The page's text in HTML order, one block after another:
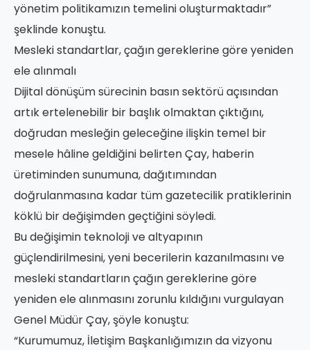
yönetim politikamızın temelini oluşturmaktadır”
şeklinde konuştu.
Mesleki standartlar, çağın gereklerine göre yeniden
ele alınmalı
Dijital dönüşüm sürecinin basın sektörü açısından
artık ertelenebilir bir başlık olmaktan çıktığını,
doğrudan mesleğin geleceğine ilişkin temel bir
mesele hâline geldiğini belirten Çay, haberin
üretiminden sunumuna, dağıtımından
doğrulanmasına kadar tüm gazetecilik pratiklerinin
köklü bir değişimden geçtiğini söyledi.
Bu değişimin teknoloji ve altyapının
güçlendirilmesini, yeni becerilerin kazanılmasını ve
mesleki standartların çağın gereklerine göre
yeniden ele alınmasını zorunlu kıldığını vurgulayan
Genel Müdür Çay, şöyle konuştu:
“Kurumumuz, İletişim Başkanlığımızın da vizyonu